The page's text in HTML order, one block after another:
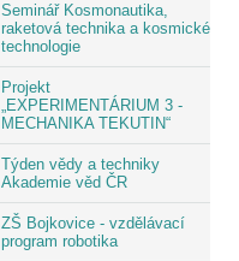
Seminář Kosmonautika,
raketová technika a kosmické
technologie
Projekt
„EXPERIMENTÁRIUM 3 -
MECHANIKA TEKUTIN“
Týden vědy a techniky
Akademie věd ČR
ZŠ Bojkovice - vzdělávací
program robotika